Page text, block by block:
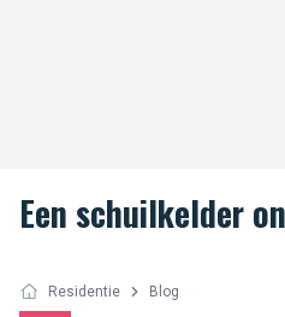
Een schuilkelder
Residentie Blog